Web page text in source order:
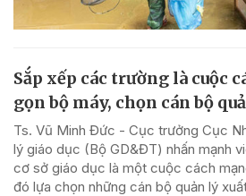
Sắp xếp các trường là cuộc
gọn bộ máy, chọn cán bộ
Ts. Vũ Minh Đức - Cục trưởng Cục
lý giáo dục (Bộ GD&ĐT) nhấn mạnh
cơ sở giáo dục là một cuộc cách
đó lựa chọn những cán bộ quản lý